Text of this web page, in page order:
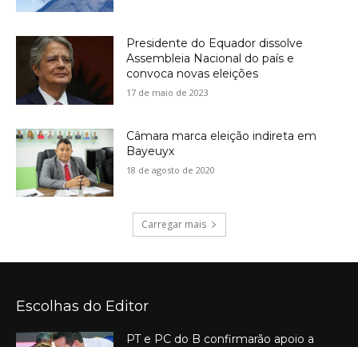
Presidente do Equador dissolve
Assembleia Nacional do país e
convoca novas eleições
17 de maio de 2023
Câmara marca eleição indireta em
Bayeuyx
18 de agosto de 2020
Carregar mais
Escolhas do Editor
PT e PC do B confirmarão apoio a